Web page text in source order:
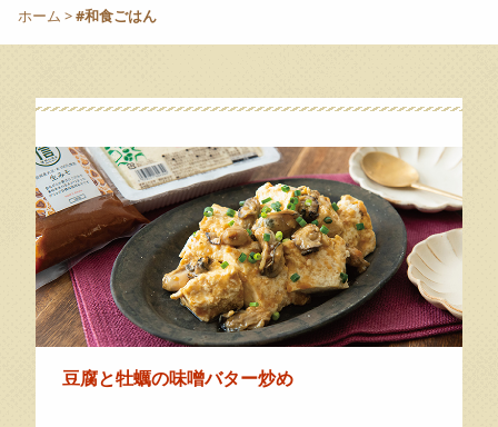
ホーム >#和食ごはん
豆腐と牡蠣の味噌バター炒め